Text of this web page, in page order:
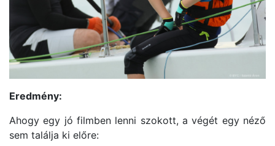
Eredmény:
Ahogy egy jó filmben lenni szokott, a végét egy néző
sem találja ki előre: